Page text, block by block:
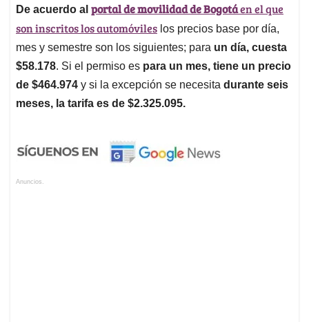
De acuerdo al portal de movilidad de Bogotáen el que
son inscritos los automóviles los precios base por día,
mes y semestre son los siguientes; para un día, cuesta
$58.178. Si el permiso es para un mes, tiene un precio
de $464.974 y si la excepción se necesita durante seis
meses, la tarifa es de $2.325.095.
Anuncios.